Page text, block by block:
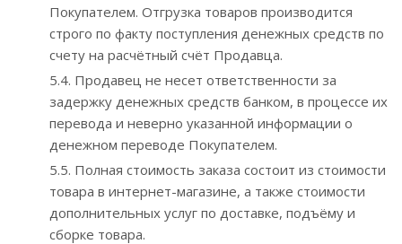
Покупателем. Отгрузка товаров производится
строго по факту поступления денежных средств по
счету на расчётный счёт Продавца.
5.4. Продавец не несет ответственности за
задержку денежных средств банком, в процессе их
перевода и неверно указанной информации о
денежном переводе Покупателем.
5.5. Полная стоимость заказа состоит из стоимости
товара в интернет-магазине, а также стоимости
дополнительных услуг по доставке, подъёму и
сборке товара.